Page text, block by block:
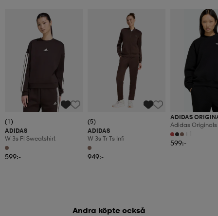
(1)
ADIDAS
W 3s Fl Sweatshirt
599:-
(5)
ADIDAS
W 3s Tr Ts Infi
949:-
ADIDAS
Adidas Originals
Crew Long
Sweatshirt
+1
599:-
Andra köpte också